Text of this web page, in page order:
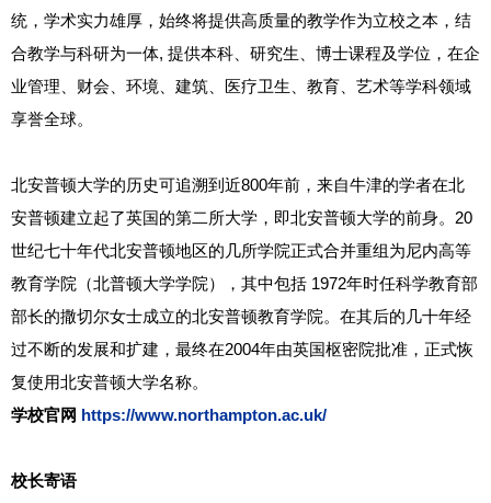
统，学术实力雄厚，始终将提供高质量的教学作为立校之本，结
合教学与科研为一体, 提供本科、研究生、博士课程及学位，在企
业管理、财会、环境、建筑、医疗卫生、教育、艺术等学科领域
享誉全球。
北安普顿大学的历史可追溯到近800年前，来自牛津的学者在北
安普顿建立起了英国的第二所大学，即北安普顿大学的前身。20
世纪七十年代北安普顿地区的几所学院正式合并重组为尼内高等
教育学院（北普顿大学学院），其中包括 1972年时任科学教育部
部长的撒切尔女士成立的北安普顿教育学院。在其后的几十年经
过不断的发展和扩建，最终在2004年由英国枢密院批准，正式恢
复使用北安普顿大学名称。
学校官网 https://www.northampton.ac.uk/
校长寄语